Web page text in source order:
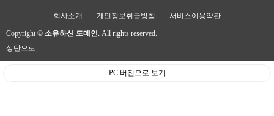
회사소개 개인정보취급방침 서비스이용약관
Copyright © 소유하신 도메인. All rights reserved.
상단으로
PC 버전으로 보기